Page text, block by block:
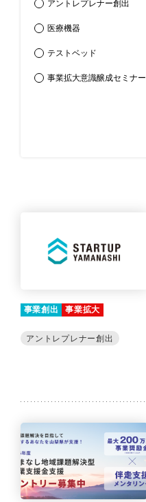
アントレプレナー創出
医療機器
テストベッド
事業拡大意識醸成セミナー
事業創出 事業拡大
アントレプレナー創出